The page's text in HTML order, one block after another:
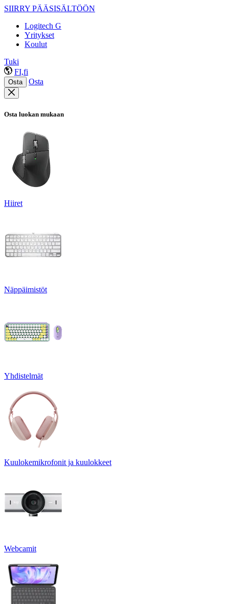
SIIRRY PÄÄSISÄLTÖÖN
Logitech G
Yritykset
Koulut
Tuki
FI,fi
Osta Osta
Osta luokan mukaan
Hiiret
Näppäimistöt
Yhdistelmät
Kuulokemikrofonit ja kuulokkeet
Webcamit